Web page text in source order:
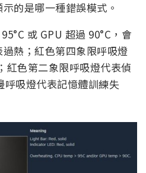
的是哪一種錯誤模式。
或 GPU 超過 90°C，會
熱；紅色第四象限呼吸燈
紅色第二象限呼吸燈代表偵
呼吸燈代表記憶體訓練失